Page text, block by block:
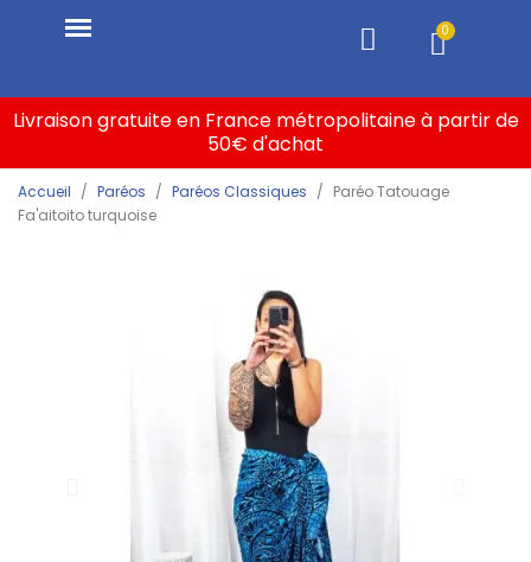
Livraison gratuite en France métropolitaine à partir de
50€ d'achat
Accueil Paréos Paréos Classiques
Paréo Tatouage
Fa'aitoito turquoise